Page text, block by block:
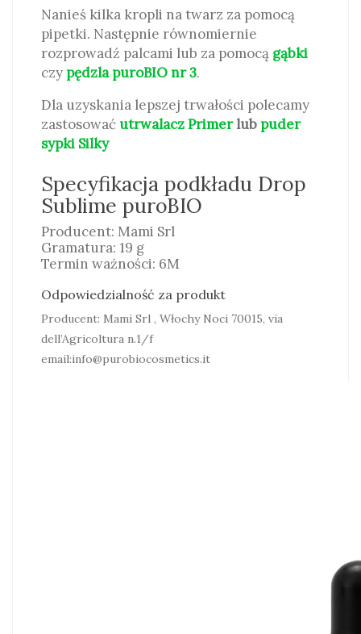
Nanieś kilka kropli na twarz za pomocą
pipetki. Następnie równomiernie
rozprowadź palcami lub za pomocą gąbki
czy pędzla puroBIO nr 3.
Dla uzyskania lepszej trwałości polecamy
zastosować utrwalacz Primerlub puder
sypki Silky
Specyfikacja podkładu Drop
Sublime puroBIO
Producent: Mami Srl
Gramatura: 19 g
Termin ważności: 6M
Odpowiedzialność za produkt
Producent: Mami Srl , Włochy Noci 70015, via
dell’Agricoltura n.1/f
email:info@purobiocosmetics.it